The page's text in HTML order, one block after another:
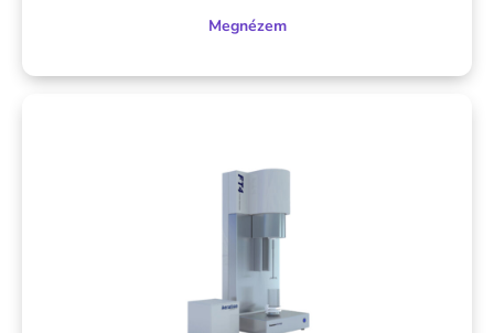
Megnézem